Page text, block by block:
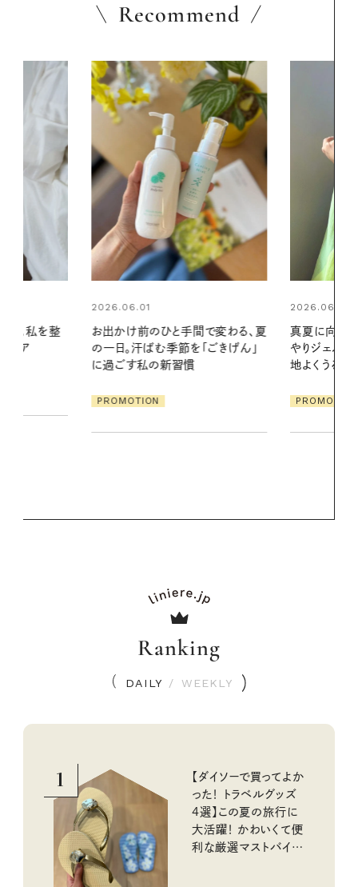
Recommend
変わる、夏
ごきげん」
2026.06.01
真夏に向けて、ハーブが香るひん
やりジェルと出合う。暑い季節に心
地よくうるおう、軽やかなボディケ
PROMOTION
2026.07.24
夏の髪と心
る【大人気の
1本で汗ばむ
PROMOTION
Ranking
DAILY / WEEKLY
1
【ダイソーで買ってよか
った！ トラベルグッズ
4選】この夏の旅行に
大活躍！ かわいくて便
利な厳選マストバイア